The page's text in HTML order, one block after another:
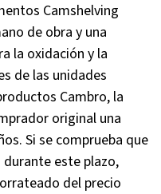
Camshelving
de obra y una
la oxidación y la
de las unidades
Cambro, la
original una
Si se comprueba que
este plazo,
del precio